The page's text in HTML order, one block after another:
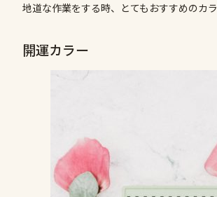
地道な作業をする時、とてもおすすめのカラ
開運カラー